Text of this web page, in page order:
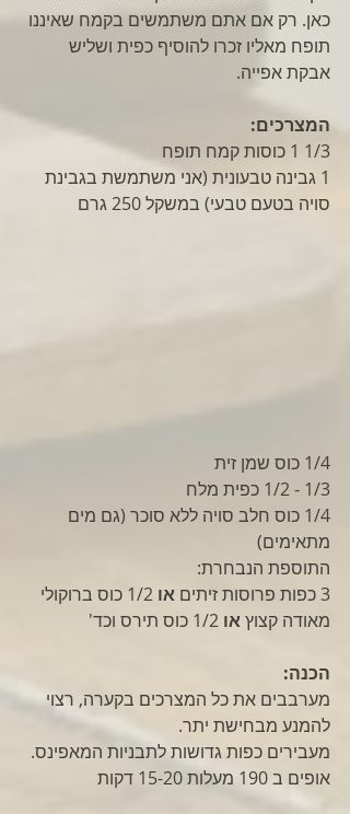
כאן. רק אם אתם משתמשים בקמח שאיננו
תופח מאליו זכרו להוסיף כפית ושליש
אבקת אפייה.
המצרכים:
1/3 1 כוסות קמח תופח
1 גבינה טבעונית (אני משתמשת בגבינת
סויה בטעם טבעי) במשקל 250 גרם
1/4 כוס שמן זית
1/3 - 1/2 כפית מלח
1/4 כוס חלב סויה ללא סוכר (גם מים
מתאימים)
התוספת הנבחרת:
3 כפות פרוסות זיתים
או
1/2 כוס ברוקולי
מאודה קצוץ או 1/2 כוס תירס וכד'
הכנה:
מערבבים את כל המצרכים בקערה, רצוי
להמנע מבחישת יתר.
מעבירים כפות גדושות לתבניות המאפינס.
אופים ב 190 מעלות 15-20 דקות